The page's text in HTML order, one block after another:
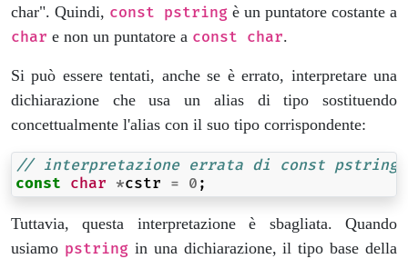
char". Quindi, const pstring è un puntatore costante a
char e non un puntatore a const char.
Si può essere tentati, anche se è errato, interpretare una
dichiarazione che usa un alias di tipo sostituendo
concettualmente l'alias con il suo tipo corrispondente:
// interpretazione errata di const pstring
const char *cstr = 0 ;
Tuttavia, questa interpretazione è sbagliata. Quando
usiamo pstringin una dichiarazione, il tipo base della